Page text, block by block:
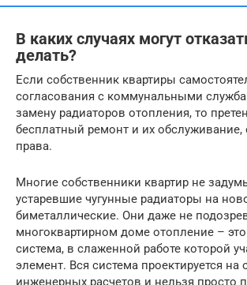
В каких случаях могут
делать?
Если собственник квартиры
согласования с коммунальными
замену радиаторов отопления, то
бесплатный ремонт и их обслуживание,
права.
Многие собственники квартир не
устаревшие чугунные радиаторы на
биметаллические. Они даже не
многоквартирном доме отопление –
система, в слаженной работе которой
элемент. Вся система проектируется на
инженерных расчетов и нельзя просто